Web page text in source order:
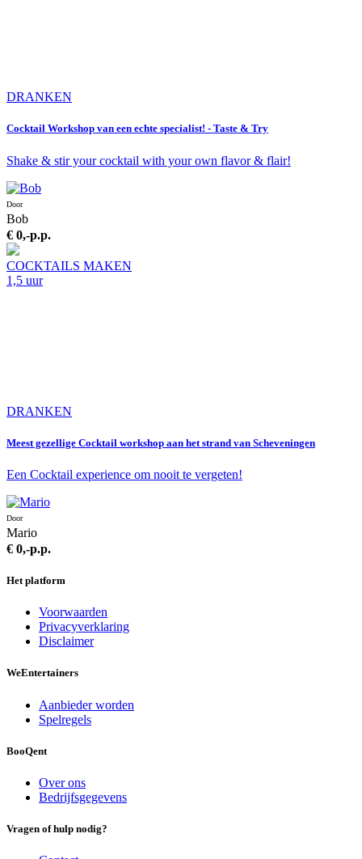
DRANKEN
Cocktail Workshop van een echte specialist! - Taste & Try
Shake & stir your cocktail with your own flavor & flair!
Door
Bob
€ 0,-p.p.
COCKTAILS MAKEN
1,5 uur
DRANKEN
Meest gezellige Cocktail workshop aan het strand van Scheveningen
Een Cocktail experience om nooit te vergeten!
Door
Mario
€ 0,-p.p.
Het platform
Voorwaarden
Privacyverklaring
Disclaimer
WeEntertainers
Aanbieder worden
Spelregels
BooQent
Over ons
Bedrijfsgegevens
Vragen of hulp nodig?